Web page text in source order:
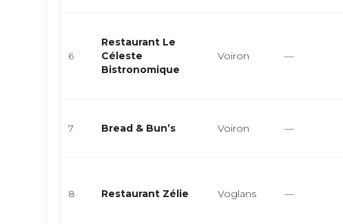
6
Restaurant Le
Céleste
Bistronomique
Voiron —
7 Bread & Bun’s Voiron —
8 Restaurant Zélie Voglans —